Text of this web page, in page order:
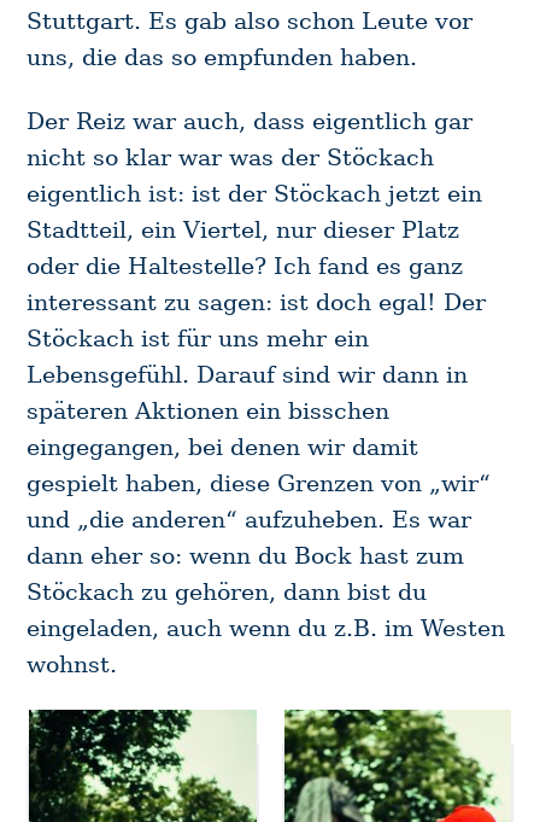
Stuttgart. Es gab also schon Leute vor
uns, die das so empfunden haben.
Der Reiz war auch, dass eigentlich gar
nicht so klar war was der Stöckach
eigentlich ist: ist der Stöckach jetzt ein
Stadtteil, ein Viertel, nur dieser Platz
oder die Haltestelle? Ich fand es ganz
interessant zu sagen: ist doch egal! Der
Stöckach ist für uns mehr ein
Lebensgefühl. Darauf sind wir dann in
späteren Aktionen ein bisschen
eingegangen, bei denen wir damit
gespielt haben, diese Grenzen von „wir“
und „die anderen“ aufzuheben. Es war
dann eher so: wenn du Bock hast zum
Stöckach zu gehören, dann bist du
eingeladen, auch wenn du z.B. im Westen
wohnst.